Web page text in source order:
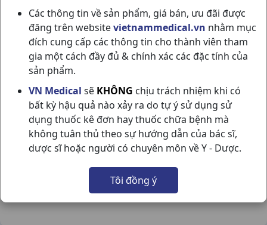
Các thông tin về sản phẩm, giá bán, ưu đãi được
đăng trên websitevietnammedical.vn nhằm mục
đích cung cấp các thông tin cho thành viên tham
gia một cách đầy đủ & chính xác các đặc tính của
sản phẩm.
VN Medical sẽ KHÔNG chịu trách nhiệm khi có
bất kỳ hậu quả nào xảy ra do tự ý sử dụng sử
dụng thuốc kê đơn hay thuốc chữa bệnh mà
không tuân thủ theo sự hướng dẫn của bác sĩ,
dược sĩ hoặc người có chuyên môn về Y - Dược.
Tôi đồng ý
VENO KERN 500MG H60VBF SPAIN
NSX:Spain
Nhóm hàng:Tim Mạch - Lợi Tiểu- Nội Tiết,
Chia sẻ qua mạng xã hội: